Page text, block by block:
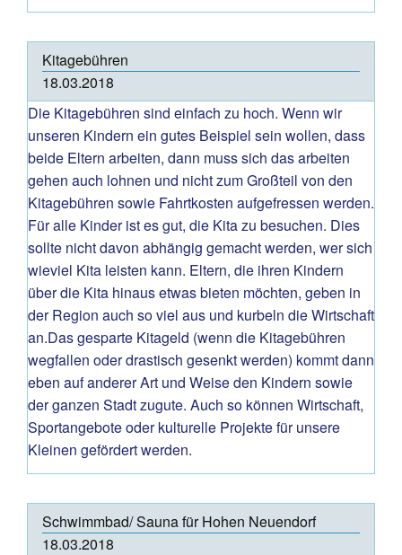
Kitagebühren
18.03.2018
Die Kitagebühren sind einfach zu hoch. Wenn wir
unseren Kindern ein gutes Beispiel sein wollen, dass
beide Eltern arbeiten, dann muss sich das arbeiten
gehen auch lohnen und nicht zum Großteil von den
Kitagebühren sowie Fahrtkosten aufgefressen werden.
Für alle Kinder ist es gut, die Kita zu besuchen. Dies
sollte nicht davon abhängig gemacht werden, wer sich
wieviel Kita leisten kann. Eltern, die ihren Kindern
über die Kita hinaus etwas bieten möchten, geben in
der Region auch so viel aus und kurbeln die Wirtschaft
an.Das gesparte Kitageld (wenn die Kitagebühren
wegfallen oder drastisch gesenkt werden) kommt dann
eben auf anderer Art und Weise den Kindern sowie
der ganzen Stadt zugute. Auch so können Wirtschaft,
Sportangebote oder kulturelle Projekte für unsere
Kleinen gefördert werden.
Schwimmbad/ Sauna für Hohen Neuendorf
18.03.2018